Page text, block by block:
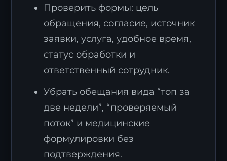
Проверить формы: цель
обращения, согласие, источник
заявки, услуга, удобное время,
статус обработки и
ответственный сотрудник.
Убрать обещания вида “топ за
две недели”, “проверяемый
поток” и медицинские
формулировки без
подтверждения.